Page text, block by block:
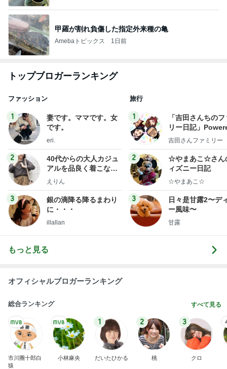
甲羅が割れ負傷した指定外来種の亀
Amebaトピックス 1日前
トップブロガーランキング
ファッション
1
妻です。ママです。女
です。
eri.
2
40代からの大人カジュ
アルを品良く着こなす
ファッションブログ
えりん
3
銀の滴降る降るまわり
に・・・
illallan
旅行
1
「吉田さんちの
リー日記」
y Ameba 吉田さ
ログ
吉田さんファミリー
2
☆やまあこ☆さん
ィズニー日記
☆やまあこ☆
3
日々是甘露2〜デ
ー風味〜
甘露
もっと見る
オフィシャルブロガーランキング
総合ランキング すべて見る
市川團十郎白
猿
小林麻央
1
だいたひかる
2
桃
3
クロ